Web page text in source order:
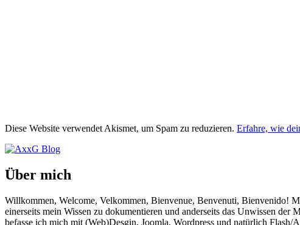
Diese Website verwendet Akismet, um Spam zu reduzieren. Erfahre, wie
Über mich
Willkommen, Welcome, Velkommen, Bienvenue, Benvenuti, Bienvenido!
einerseits mein Wissen zu dokumentieren und anderseits das Unwissen
befasse ich mich mit (Web)Desgin, Joomla, Wordpress und natürlich Flash/